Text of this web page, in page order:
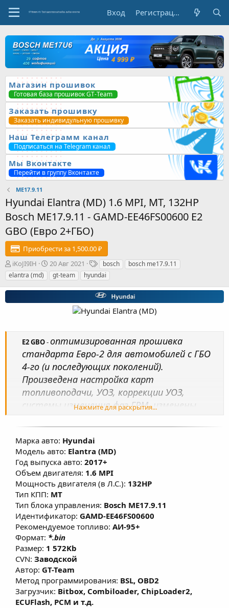
Вход Регистрация
Магазин прошивок
Готовая база прошивок GT-Team
Заказать прошивку
Заказать индивидульную прошивку
Наш Телеграмм канал
Подписаться на Telegram канал
Мы Вконтакте
Перейти в группу Вконтакте
ME17.9.11
Hyundai Elantra (MD) 1.6 MPI, MT, 132HP
Bosch ME17.9.11 - GAMD-EE46FS00600 E2
GBO (Евро 2+ГБО)
Приобрести за 1,500.00 ₽
А
в
т
о
iKoJI9IH
Д
а
т
а
н
и
я
20 Авг 2021
Т
е
г
и
bosch
bosch me17.9.11
elantra (md)
gt-team hyundai
E2 GBO- оптимизированная прошивка
стандарта Евро-2 для автомобилей с ГБО
4-го (и последующих поколений).
Произведена настройка карт
топливоподачи, УОЗ, коррекции УОЗ,
системы изменения фаз ГРМ, изменены
вентиляторов охлаждения ДВС, В
большинстве прошивок изменены обороты
ХХ в значения близкие к 720-750 об/мин, что
улучшает наполнения газовой смесью
камеры сгорания и уменьшает
температуру в зоне выпускных клапанов.
Данные решения не имеют сильного
мощностного прироста во избежание
увеличения расхода топлива (газа) у
владельцев.
Нажмите для раскрытия...
Марка авто: Hyundai
Модель авто: Elantra (MD)
Год выпуска авто: 2017+
Объем двигателя: 1.6 MPI
Мощность двигателя (в Л.С.): 132HP
Тип КПП: MT
Тип блока управления: Bosch ME17.9.11
Идентификатор: GAMD-EE46FS00600
Рекомендуемое топливо: АИ-95+
Формат: *.bin
Размер: 1 572Kb
CVN: Заводской
Автор: GT-Team
Метод программирования: BSL, OBD2
Загрузчик: Bitbox, Combiloader, ChipLoader2,
ECUFlash, PCM и т.д.